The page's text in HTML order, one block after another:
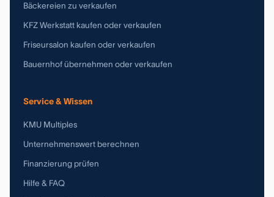
Bäckereien zu verkaufen
KFZ Werkstatt kaufen oder verkaufen
Friseursalon kaufen oder verkaufen
Bauernhof übernehmen oder verkaufen
Service & Wissen
KMU Multiples
Unternehmenswert berechnen
Finanzierung prüfen
Hilfe & FAQ